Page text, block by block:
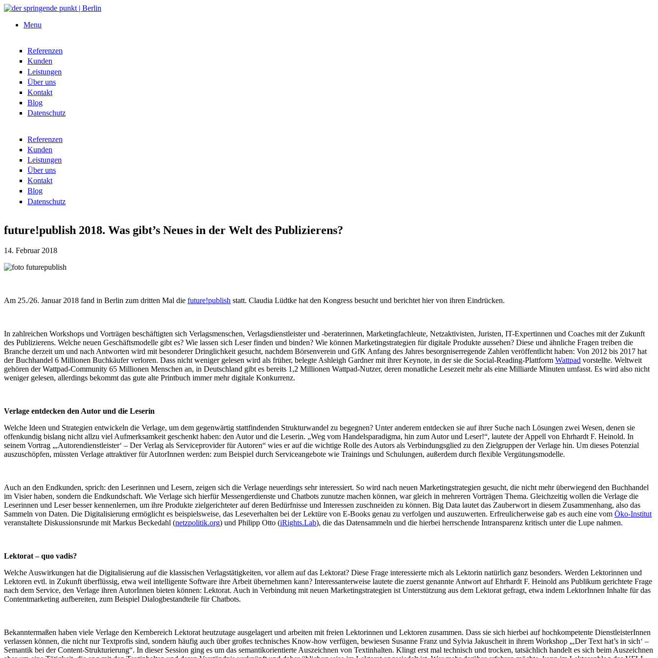
Direkt zum Inhalt
Menu
Referenzen
Kunden
Leistungen
Über uns
Kontakt
Blog
Datenschutz
Referenzen
Kunden
Leistungen
Über uns
Kontakt
Blog
Datenschutz
Lektorat
future!publish 2018. Was gibt’s Neues in der Welt des Publizierens?
14. Februar 2018
Am 25./26. Januar 2018 fand in Berlin zum dritten Mal die future!publish statt. Claudia Lüdtke hat den Kongress besucht und berichtet hier von ihren Eindrücken.
In zahlreichen Workshops und Vorträgen beschäftigten sich Verlagsmenschen, Verlagsdienstleister und -beraterinnen, Marketingfachleute, Netzaktivisten, Juristen, IT-Expertinnen und Coaches mit der Zukunft
des Publizierens. Welche neuen Geschäftsmodelle gibt es? Wie lassen sich Leser finden und binden? Wie können Marketingstrategien für digitale Produkte aussehen? Diese und ähnliche Fragen treiben die
Branche derzeit um und nach Antworten wird mit besonderer Dringlichkeit gesucht, nachdem Börsenverein und GfK Anfang des Jahres besorgniserregende Zahlen veröffentlicht haben: Von 2012 bis 2017 hat
der Buchhandel 6 Millionen Buchkäufer verloren. Dass nicht weniger gelesen wird als früher, belegte Ashleigh Gardner mit ihrer Keynote, in der sie die Social-Reading-Plattform Wattpad vorstellte. Weltweit
gehören der Wattpad-Community 65 Millionen Menschen an, in Deutschland gibt es bereits 1,2 Millionen Wattpad-Nutzer, deren monatliche Lesezeit mehr als eine Milliarde Minuten umfasst. Es wird also nicht
weniger gelesen, allerdings bekommt das gute alte Printbuch immer mehr digitale Konkurrenz.
Verlage entdecken den Autor und die Leserin
Welche Ideen und Strategien entwickeln die Verlage, um dem gegenwärtig stattfindenden Strukturwandel zu begegnen? Unter anderem entdecken sie auf ihrer Suche nach Lösungen zwei Wesen, denen sie
offenkundig bislang nicht allzu viel Aufmerksamkeit geschenkt haben: den Autor und die Leserin. „Weg vom Handelsparadigma, hin zum Autor und Leser!“, lautete der Appell von Ehrhardt F. Heinold. In
seinem Vortrag „,Autorendienstleister‘ – Der Verlag als Serviceprovider für Autoren“ wies er auf die wichtige Rolle des Autors als Verbindungsglied zu den Zielgruppen der Verlage hin. Um dieses Potenzial
auszuschöpfen, müssten Verlage attraktiver für AutorInnen werden: zum Beispiel durch Serviceangebote wie Trainings und Schulungen, außerdem durch flexible Vergütungsmodelle.
Auch an den Endkunden, sprich: den Leserinnen und Lesern, zeigen sich die Verlage neuerdings sehr interessiert. So wird nach neuen Marketingstrategien gesucht, die nicht mehr überwiegend den Buchhandel
im Visier haben, sondern die Endkundschaft. Wie Verlage sich hierfür Messengerdienste und Chatbots zunutze machen können, war gleich in mehreren Vorträgen Thema. Gleichzeitig wollen die Verlage die
Leserinnen und Leser besser kennenlernen, um ihre Produkte zielgerichteter auf deren Bedürfnisse und Interessen zuschneiden zu können. Big Data lautet das Zauberwort in diesem Zusammenhang, also das
Sammeln von Daten. Die Digitalisierung ermöglicht es beispielsweise, das Leseverhalten bei der Lektüre von E-Books genau zu verfolgen und auszuwerten. Erfreulicherweise gab es auch eine vom Öko-Institut
veranstaltete Diskussionsrunde mit Markus Beckedahl (netzpolitik.org) und Philipp Otto (iRights.Lab), die das Datensammeln und die hierbei herrschende Intransparenz kritisch unter die Lupe nahmen.
Lektorat – quo vadis?
Welche Auswirkungen hat die Digitalisierung auf die klassischen Verlagstätigkeiten, vor allem auf das Lektorat? Diese Frage interessierte mich als Lektorin natürlich ganz besonders. Werden Lektorinnen und
Lektoren evtl. in Zukunft überflüssig, etwa weil intelligente Software ihre Arbeit übernehmen kann? Interessanterweise lautete die zuerst genannte Antwort auf Ehrhardt F. Heinold ans Publikum gerichtete Frage
nach dem Service, den Verlage ihren AutorInnen bieten können: Lektorat. Auch in Verbindung mit neuen Marketingstrategien ist Unterstützung aus dem Lektorat gefragt, etwa indem LektorInnen Inhalte für das
Contentmarketing aufbereiten, zum Beispiel Dialogbestandteile für Chatbots.
Bekanntermaßen haben viele Verlage den Kernbereich Lektorat heutzutage ausgelagert und arbeiten mit freien Lektorinnen und Lektoren zusammen. Dass sie sich hierbei auf hochkompetente DienstleisterInnen
verlassen können, die nicht nur Textprofis sind, sondern häufig auch über großes technisches Know-how verfügen, bewiesen Susanne Franz und Sylvia Jakuscheit in ihrem Workshop „,Der Text hat’s in sich‘ –
Semantik bei der Content-Strukturierung“. In dieser Session ging es um das semantikorientierte Auszeichnen von Textinhalten. Klingt erst mal technisch und trocken, tatsächlich handelt es sich beim Auszeichnen